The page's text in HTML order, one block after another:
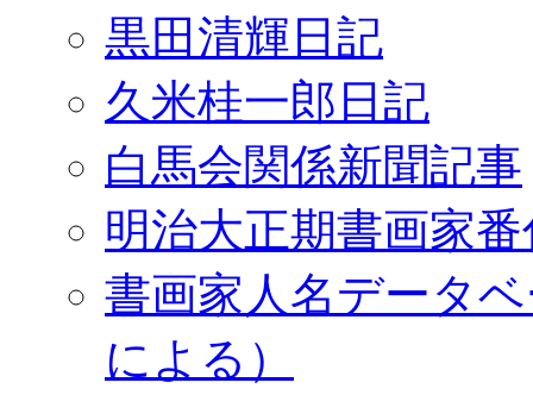
黒田清輝日記
久米桂一郎日記
白馬会関係新聞記事
明治大正期書画家
書画家人名データ
による）